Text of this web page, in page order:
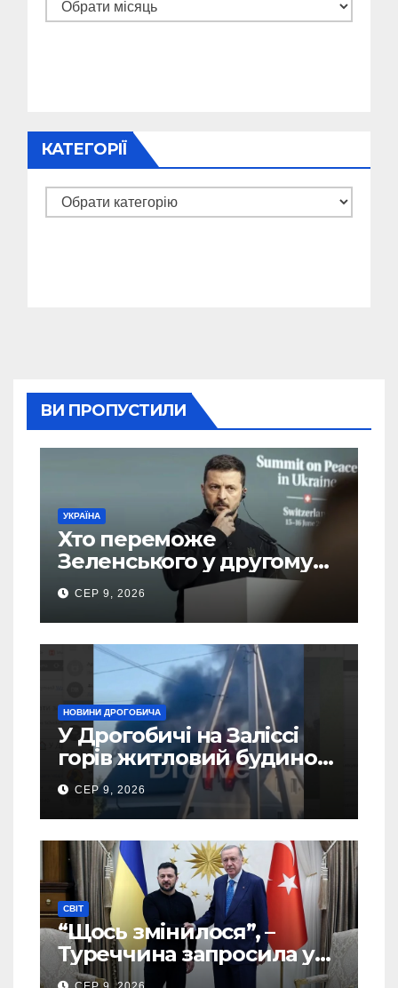
КАТЕГОРІЇ
Категорії
ВИ ПРОПУСТИЛИ
УКРАЇНА
Хто переможе
Зеленського у другому
турі виборів президента
України – новий рейтинг
SOCIS
СЕР 9, 2026
НОВИНИ ДРОГОБИЧА
У Дрогобичі на Заліссі
горів житловий будинок
(Відео)
СЕР 9, 2026
СВІТ
“Щось змінилося”, –
Туреччина запросила у
США дозвіл передати